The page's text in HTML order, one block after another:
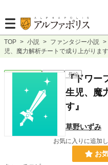
TOP > 小説 > ファンタジー小説 >
児、魔力解析チートで成り上がります
ファンタジー 連載中 長編
『ドワー
生児、魔
す』
草野いずみ
お気に入りに追加
お